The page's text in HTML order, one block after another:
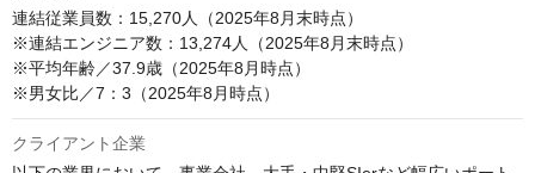
連結従業員数：15,270人（2025年8月末時点）
※連結エンジニア数：13,274人（2025年8月末時点）
※平均年齢／37.9歳（2025年8月時点）
※男女比／7：3（2025年8月時点）
クライアント企業